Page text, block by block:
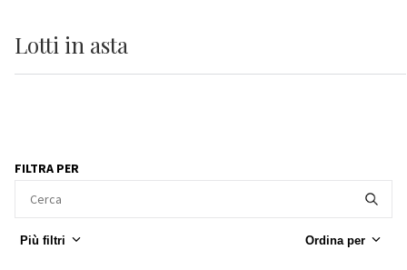
Lotti in asta
FILTRA PER
Più filtri Ordina per